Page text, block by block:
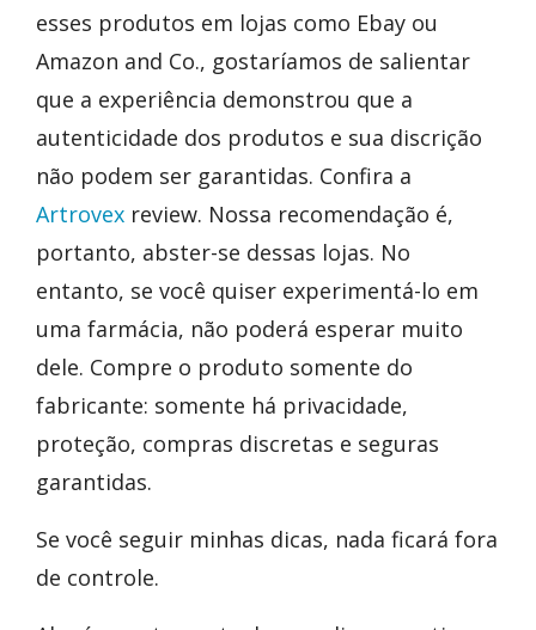
esses produtos em lojas como Ebay ou
Amazon and Co., gostaríamos de salientar
que a experiência demonstrou que a
autenticidade dos produtos e sua discrição
não podem ser garantidas. Confira a
Artrovex review. Nossa recomendação é,
portanto, abster-se dessas lojas. No
entanto, se você quiser experimentá-lo em
uma farmácia, não poderá esperar muito
dele. Compre o produto somente do
fabricante: somente há privacidade,
proteção, compras discretas e seguras
garantidas.
Se você seguir minhas dicas, nada ficará fora
de controle.